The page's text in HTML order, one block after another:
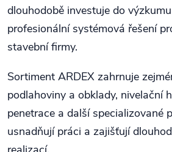
dlouhodobě investuje do
profesionální systémová řešení
stavební firmy.
Sortiment ARDEX zahrnuje
podlahoviny a obklady, nivelační
penetrace a další specializované
usnadňují práci a zajišťují